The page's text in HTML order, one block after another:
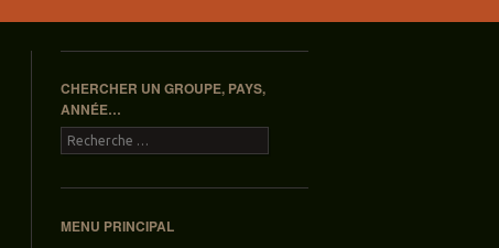
CHERCHER UN GROUPE, PAYS,
ANNÉE…
Recherche
MENU PRINCIPAL